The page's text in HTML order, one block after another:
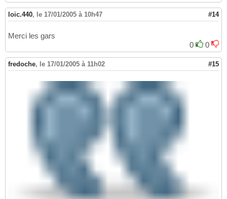
loic.440, le 17/01/2005 à 10h47 #14
Merci les gars
0
0
fredoche, le 17/01/2005 à 11h02 #15